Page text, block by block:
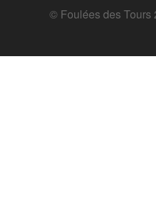
© Foulées des Tours